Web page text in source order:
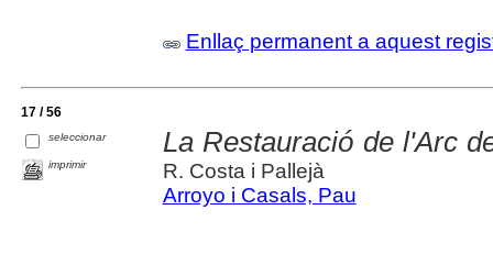
Enllaç permanent a aquest
17 / 56
seleccionar
imprimir
La Restauració de l'Arc
R. Costa i Pallejà
Arroyo i Casals, Pau